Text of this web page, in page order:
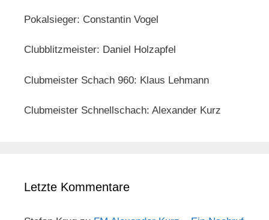
Pokalsieger: Constantin Vogel
Clubblitzmeister: Daniel Holzapfel
Clubmeister Schach 960: Klaus Lehmann
Clubmeister Schnellschach: Alexander Kurz
Letzte Kommentare